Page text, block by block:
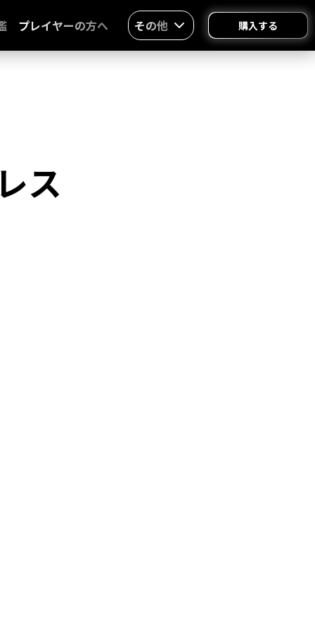
プレイヤーの方へ その他 購入する
ス